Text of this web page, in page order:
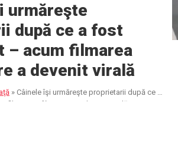
urmăreşte
după ce a fost
– acum filmarea
a devenit virală
» Câinele îşi urmăreşte proprietarii după ce a
filmarea sfâşietoare a devenit virală